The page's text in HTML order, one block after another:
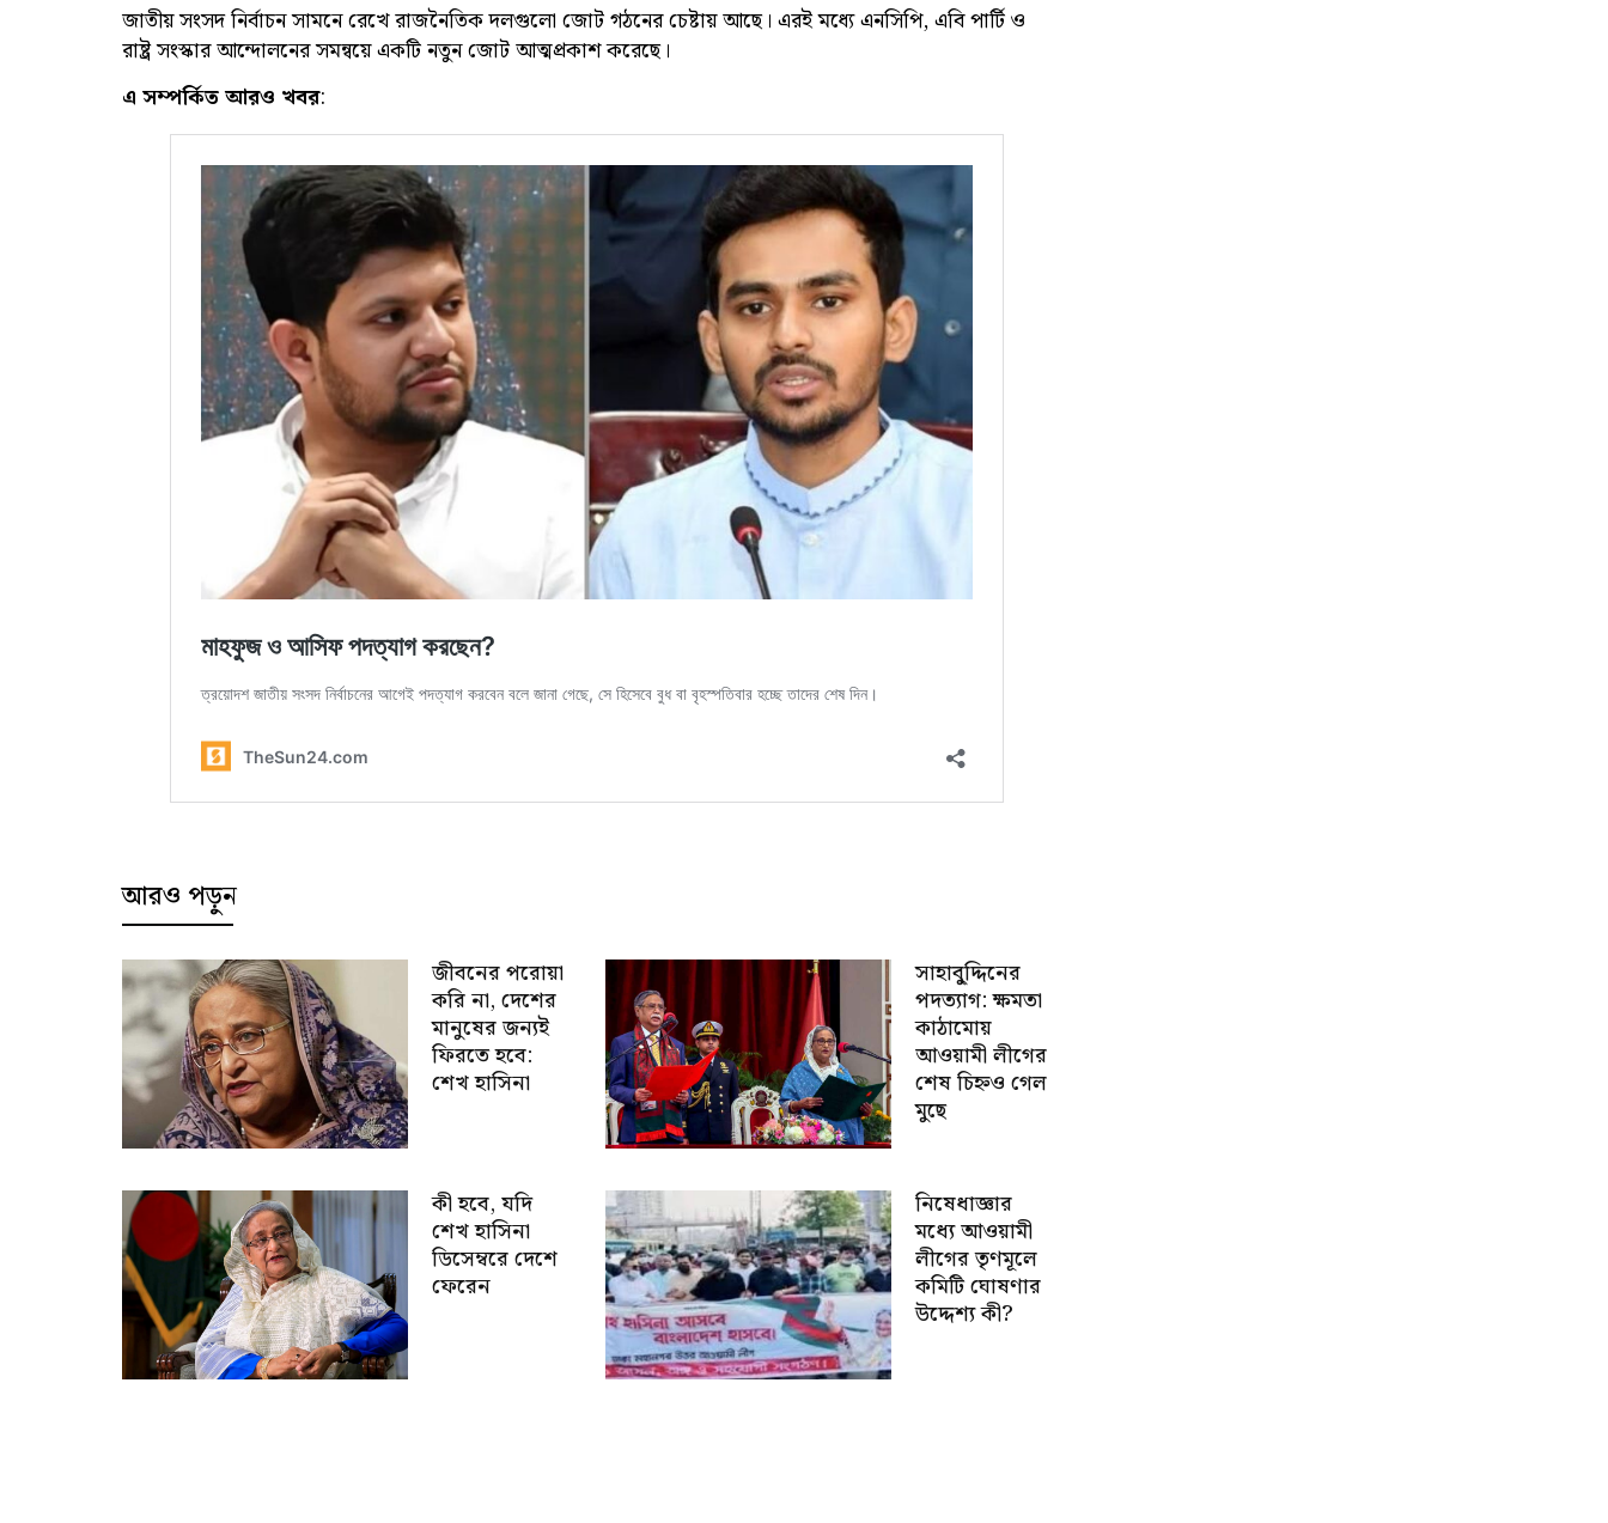
জাতীয় সংসদ নির্বাচন সামনে রেখে রাজনৈতিক দলগুলো জোট গঠনের চেষ্টায় আছে। এরই মধ্যে এনসিপি, এবি পার্টি ও
রাষ্ট্র সংস্কার আন্দোলনের সমন্বয়ে একটি নতুন জোট আত্মপ্রকাশ করেছে।
এ সম্পর্কিত আরও খবর:
আরও পড়ুন
জীবনের পরোয়া
করি না, দেশের
মানুষের জন্যই
ফিরতে হবে:
শেখ হাসিনা
সাহাবু্দ্দিনের
পদত্যাগ: ক্ষমতা
কাঠামোয়
আওয়ামী লীগের
শেষ চিহ্নও গেল
মুছে
কী হবে, যদি
শেখ হাসিনা
ডিসেম্বরে দেশে
ফেরেন
নিষেধাজ্ঞার
মধ্যে আওয়ামী
লীগের তৃণমূলে
কমিটি ঘোষণার
উদ্দেশ্য কী?